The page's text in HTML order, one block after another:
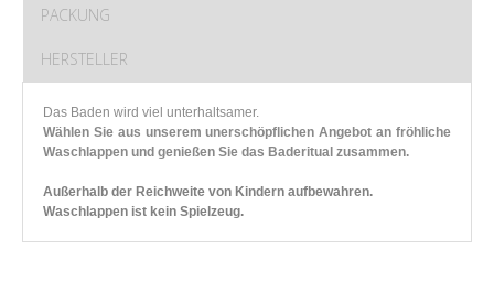
PACKUNG
HERSTELLER
Das Baden wird viel unterhaltsamer.
Wählen Sie aus unserem unerschöpflichen Angebot an fröhliche
Waschlappen und genießen Sie das Baderitual zusammen.
Außerhalb der Reichweite von Kindern aufbewahren.
Waschlappen ist kein Spielzeug.